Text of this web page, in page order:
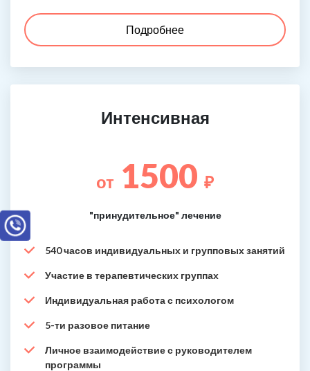
Подробнее
Интенсивная
от 1500 ₽
"принудительное" лечение
540 часов индивидуальных и групповых занятий
Участие в терапевтических группах
Индивидуальная работа с психологом
5-ти разовое питание
Личное взаимодействие с руководителем
программы